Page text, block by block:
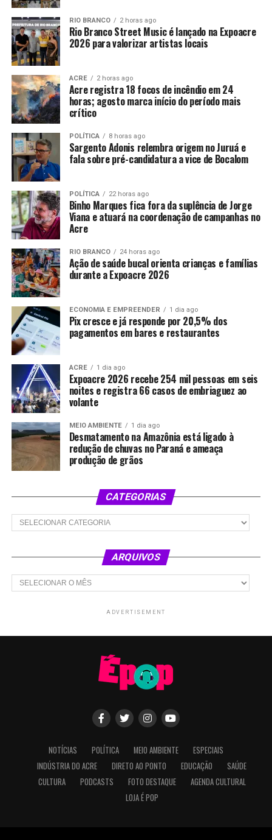
RIO BRANCO 2 horas ago
Rio Branco Street Music é lançado na Expoacre
2026 para valorizar artistas locais
ACRE 2 horas ago
Acre registra 18 focos de incêndio em 24
horas; agosto marca início do período mais
crítico
POLÍTICA 8 horas ago
Sargento Adonis relembra origem no Juruá e
fala sobre pré-candidatura a vice de Bocalom
POLÍTICA 22 horas ago
Binho Marques fica fora da suplência de Jorge
Viana e atuará na coordenação de campanhas no
Acre
RIO BRANCO 24 horas ago
Ação de saúde bucal orienta crianças e famílias
durante a Expoacre 2026
ECONOMIA E EMPREENDER 1 dia ago
Pix cresce e já responde por 20,5% dos
pagamentos em bares e restaurantes
ACRE 1 dia ago
Expoacre 2026 recebe 254 mil pessoas em seis
noites e registra 66 casos de embriaguez ao
volante
MEIO AMBIENTE 1 dia ago
Desmatamento na Amazônia está ligado à
redução de chuvas no Paraná e ameaça
produção de grãos
CATEGORIAS
Categorias
ARQUIVOS
Arquivos
ADVERTISEMENT
NOTÍCIAS POLÍTICA MEIO AMBIENTE
ESPECIAIS
INDÚSTRIA DO ACRE
DIRETO AO PONTO EDUCAÇÃO
SAÚDE
CULTURA
PODCASTS FOTO DESTAQUE
AGENDA CULTURAL
LOJA É POP